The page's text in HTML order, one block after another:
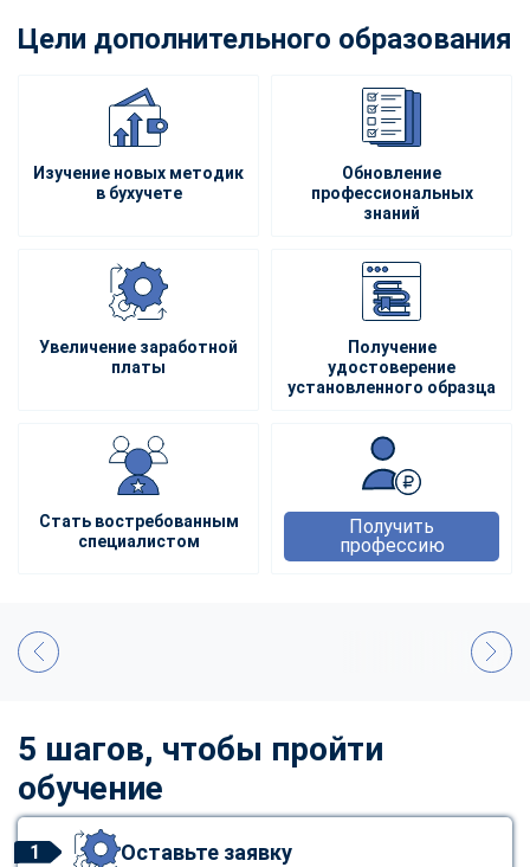
Цели дополнительного образования
Изучение новых методик
в бухучете
Обновление
профессиональных
знаний
Увеличение заработной
платы
Получение
удостоверение
установленного образца
Стать востребованным
специалистом
Получить
профессию
5 шагов, чтобы пройти
обучение
1 Оставьте заявку